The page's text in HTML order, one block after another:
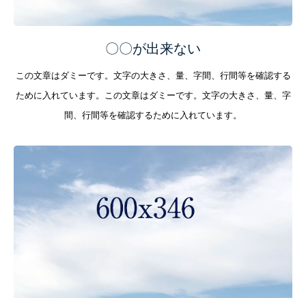
〇〇が出来ない
この文章はダミーです。文字の大きさ、量、字間、行間等を確認する
ために入れています。この文章はダミーです。文字の大きさ、量、字
間、行間等を確認するために入れています。